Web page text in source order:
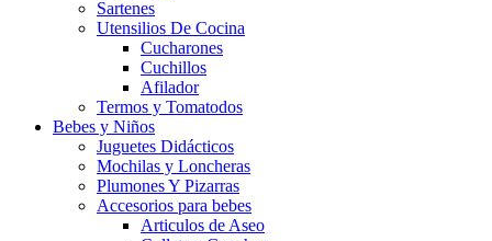
Sartenes
Utensilios De Cocina
Cucharones
Cuchillos
Afilador
Termos y Tomatodos
Bebes y Niños
Juguetes Didácticos
Mochilas y Loncheras
Plumones Y Pizarras
Accesorios para bebes
Articulos de Aseo